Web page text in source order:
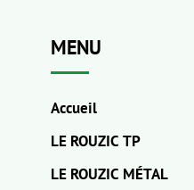
MENU
Accueil
LE ROUZIC TP
LE ROUZIC MÉTAL